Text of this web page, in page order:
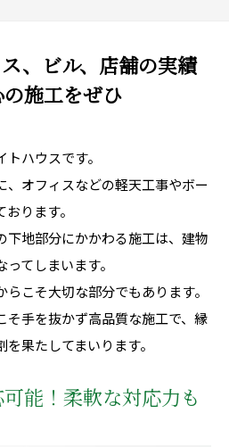
、ビル、店舗の実績
施工をぜひ
ハウスです。
、オフィスなどの軽天工事やボー
ります。
下地部分にかかわる施工は、建物
てしまいます。
こそ大切な部分でもあります。
そ手を抜かず高品質な施工で、縁
果たしてまいります。
能！柔軟な対応力も